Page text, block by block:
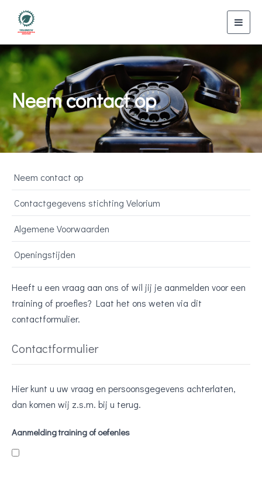
Neem contact op
Neem contact op
Contactgegevens stichting Velorium
Algemene Voorwaarden
Openingstijden
Heeft u een vraag aan ons of wil jij je aanmelden voor een
training of proefles? Laat het ons weten via dit
contactformulier.
Contactformulier
Hier kunt u uw vraag en persoonsgegevens achterlaten,
dan komen wij z.s.m. bij u terug.
Aanmelding training of oefenles